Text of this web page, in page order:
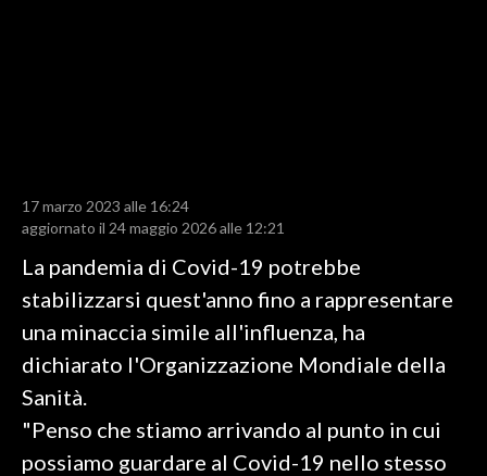
BASKET
MOTORI
CULTURA
17 marzo 2023 alle 16:24
aggiornato il 24 maggio 2026 alle 12:21
La pandemia di Covid-19 potrebbe
stabilizzarsi quest'anno fino a rappresentare
una minaccia simile all'influenza, ha
dichiarato l'Organizzazione Mondiale della
Sanità.
"Penso che stiamo arrivando al punto in cui
possiamo guardare al Covid-19 nello stesso